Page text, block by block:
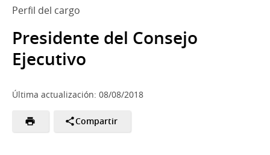
Perfil del cargo
Presidente del Consejo
Ejecutivo
Última actualización: 08/08/2018
Compartir